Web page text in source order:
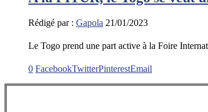
Rédigé par : Gapola 21/01/2023
Le Togo prend une part active à la Foire
0 FacebookTwitterPinterestEmail